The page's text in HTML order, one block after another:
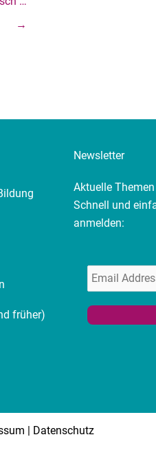
→
früher)
Newsletter
Aktuelle
Schnell und
anmelden:
| Datenschutz